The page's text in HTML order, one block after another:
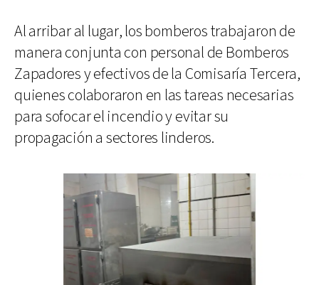
Al arribar al lugar, los bomberos trabajaron de
manera conjunta con personal de Bomberos
Zapadores y efectivos de la Comisaría Tercera,
quienes colaboraron en las tareas necesarias
para sofocar el incendio y evitar su
propagación a sectores linderos.